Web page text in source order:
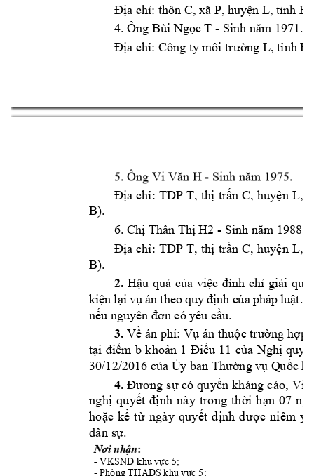
Địa chỉ: thôn C, xã P, huyện L, tỉnh B
4. Ông Bùi Ngọc T - Sinh năm 1971.
Địa chỉ: Công ty môi trường L, tỉnh B
5. Ông Vi Văn H - Sinh năm 1975.
Địa chỉ: TDP T, thị trấn C, huyện L,
B).
6. Chị Thân Thị H2 - Sinh năm 1988.
Địa chỉ: TDP T, thị trấn C, huyện L,
B).
2. Hậu quả của việc đình chỉ giải
kiện lại vụ án theo quy định của pháp luật.
nếu nguyên đơn có yêu cầu.
3. Về án phí: Vụ án thuộc trường hợp
tại điểm b khoản 1 Điều 11 của Nghị
30/12/2016 của Ủy ban Thường vụ Quốc
4. Đương sự có quyền kháng cáo, Vi
nghị quyết định này trong thời hạn 07 ngà
hoặc kể từ ngày quyết định được niêm y
dân sự.
Nơi nhận:
- VKSND khu vực 5;
- Phòng THADS khu vực 5;